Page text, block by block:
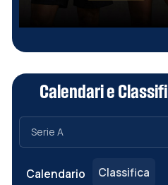
Calendari e
Calendario Classifica